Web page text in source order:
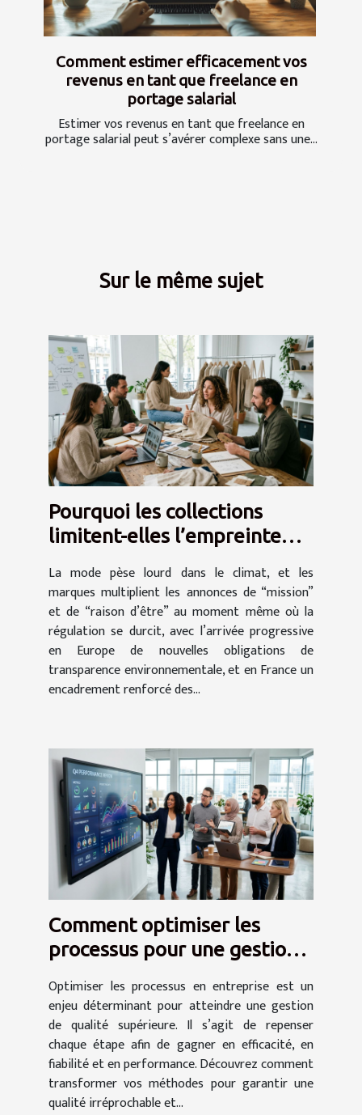
Comment estimer efficacement vos
revenus en tant que freelance en
portage salarial
Estimer vos revenus en tant que freelance en
portage salarial peut s’avérer complexe sans une...
Sur le même sujet
Pourquoi les collections
limitent-elles l’empreinte
mission ?
La mode pèse lourd dans le climat, et les
marques multiplient les annonces de “mission”
et de “raison d’être” au moment même où la
régulation se durcit, avec l’arrivée progressive
en Europe de nouvelles obligations de
transparence environnementale, et en France un
encadrement renforcé des...
Comment optimiser les
processus pour une gestion
Optimiser les processus en entreprise est un
enjeu déterminant pour atteindre une gestion
de qualité supérieure. Il s’agit de repenser
chaque étape afin de gagner en efficacité, en
fiabilité et en performance. Découvrez comment
transformer vos méthodes pour garantir une
qualité irréprochable et...